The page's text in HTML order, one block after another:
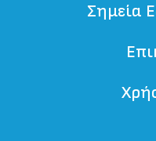
Σημεία